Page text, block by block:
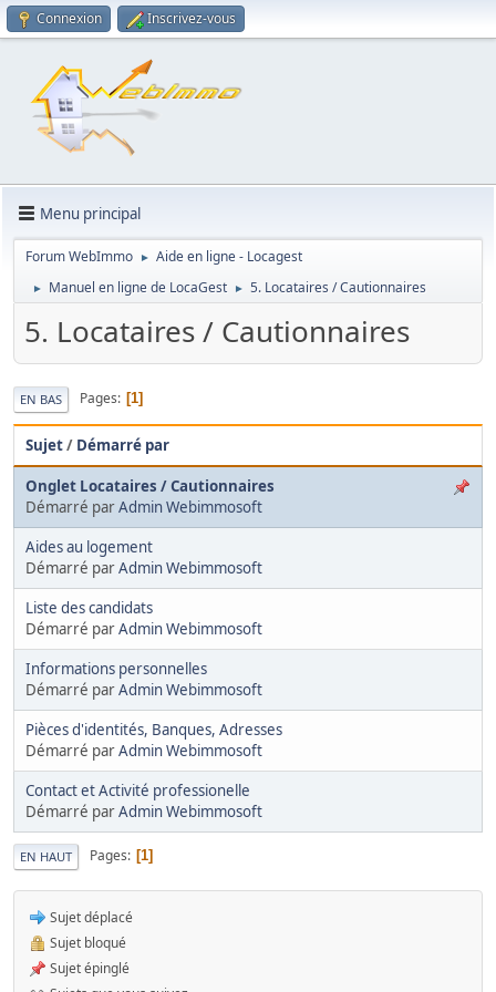
Connexion Inscrivez-vous
Menu principal
Forum WebImmo ► Aide en ligne - Locagest
► Manuel en ligne de LocaGest ► 5. Locataires / Cautionnaires
5. Locataires / Cautionnaires
EN BAS Pages 1
Sujet/ Démarré par
Onglet Locataires / Cautionnaires
Démarré parAdmin Webimmosoft
Aides au logement
Démarré parAdmin Webimmosoft
Liste des candidats
Démarré parAdmin Webimmosoft
Informations personnelles
Démarré parAdmin Webimmosoft
Pièces d'identités, Banques, Adresses
Démarré parAdmin Webimmosoft
Contact et Activité professionelle
Démarré parAdmin Webimmosoft
EN HAUT Pages 1
Sujet déplacé
Sujet bloqué
Sujet épinglé